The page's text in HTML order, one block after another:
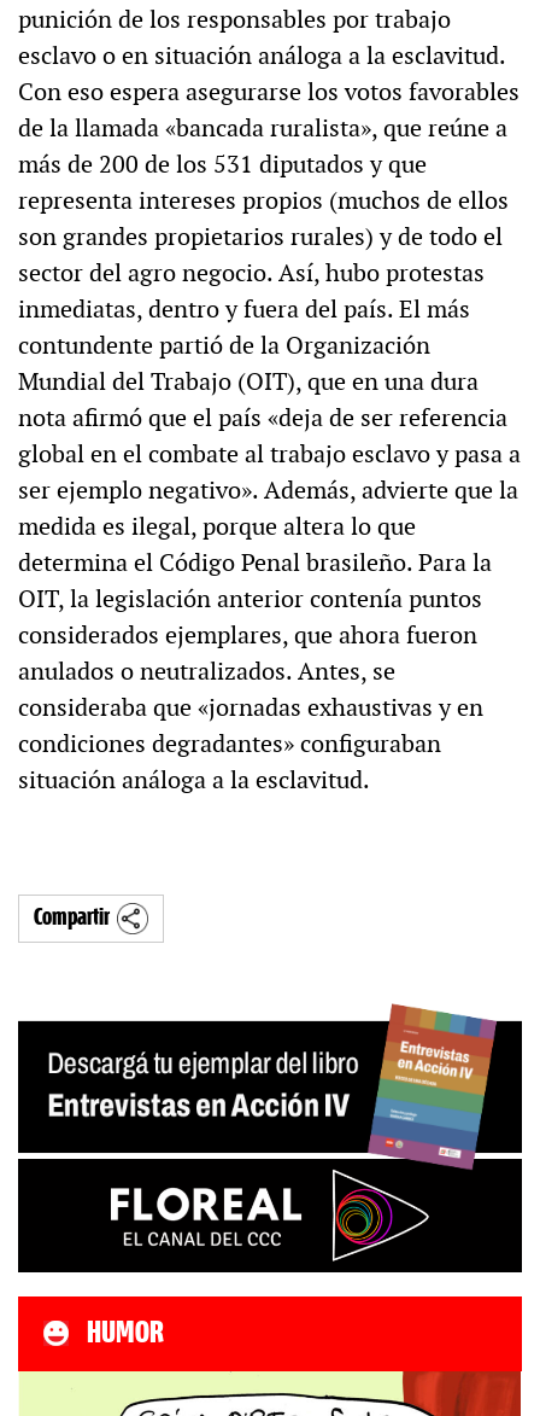
punición de los responsables por trabajo
esclavo o en situación análoga a la esclavitud.
Con eso espera asegurarse los votos favorables
de la llamada «bancada ruralista», que reúne a
más de 200 de los 531 diputados y que
representa intereses propios (muchos de ellos
son grandes propietarios rurales) y de todo el
sector del agro negocio. Así, hubo protestas
inmediatas, dentro y fuera del país. El más
contundente partió de la Organización
Mundial del Trabajo (OIT), que en una dura
nota afirmó que el país «deja de ser referencia
global en el combate al trabajo esclavo y pasa a
ser ejemplo negativo». Además, advierte que la
medida es ilegal, porque altera lo que
determina el Código Penal brasileño. Para la
OIT, la legislación anterior contenía puntos
considerados ejemplares, que ahora fueron
anulados o neutralizados. Antes, se
consideraba que «jornadas exhaustivas y en
condiciones degradantes» configuraban
situación análoga a la esclavitud.
Compartir
HUMOR